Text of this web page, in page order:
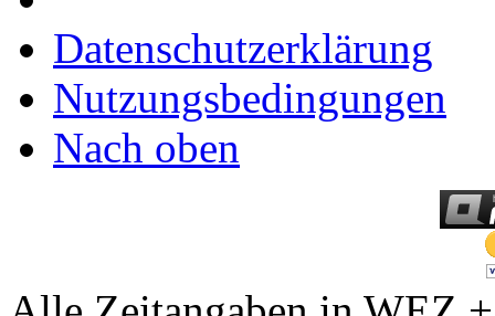
Datenschutzerklärung
Nutzungsbedingungen
Nach oben